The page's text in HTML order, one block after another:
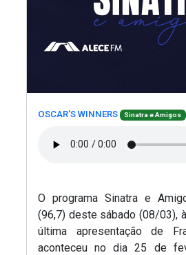
(Abre em nova janela)
OSCAR'S WINNERS
(Abre em nova
Sinatra e Amigos
O programa Sinatra e
(96,7) deste sábado (08/03),
última apresentação de
aconteceu no dia 25 de